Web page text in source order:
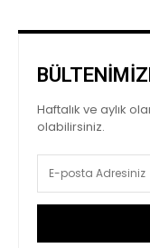
Haftalık ve aylık
olabilirsiniz.